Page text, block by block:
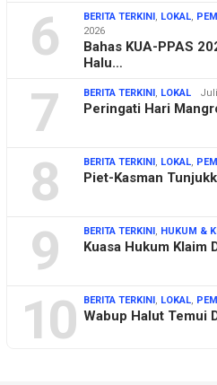
6 BERITA TERKINI, LOKAL,
2026
Bahas KUA-PPAS
Halu…
7 BERITA TERKINI, LOKAL
Peringati Hari
8 BERITA TERKINI, LOKAL,
Piet-Kasman
9 BERITA TERKINI, HUKUM &
Kuasa Hukum Klaim
10 BERITA TERKINI, LOKAL,
Wabup Halut Temui